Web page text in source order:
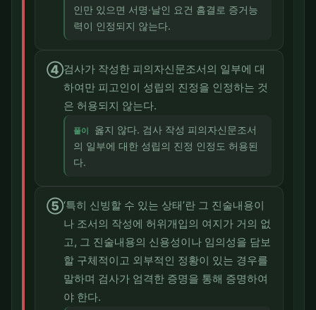
인만 있으면 서명·날인 요건 흠결로 증거능
력이 인정되지 않는다.
④검사가 작성한 피의자신문조서의 일부에 대
하여만 피고인이 성립의 진정을 인정하는 것
은 허용되지 않는다.
풀이
옳지 않다. 검사 작성 피의자신문조서
의 일부에 대한 성립의 진정 인정도 허용된
다.
⑤‘특히 신빙할 수 있는 상태’란 그 진술내용이
나 조서의 작성에 허위개입의 여지가 거의 없
고, 그 진술내용의 신용성이나 임의성을 담보
할 구체적이고 외부적인 정황이 있는 경우를
말하며 검사가 엄격한 증명을 통해 증명하여
야 한다.